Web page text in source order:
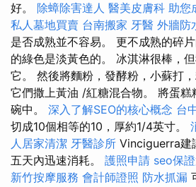
好。 除蟑除害達人 醫美皮膚科 助您
私人墓地買賣 台南搬家 牙醫 外牆防
是否成熟並不容易。 更不成熟的碎
的綠色是淡黃色的。 冰淇淋很棒，
它。 然後將麵粉，發酵粉，小蘇打
它們撒上黃油 /紅糖混合物。 將蛋糕
碗中。 深入了解SEO的核心概念 台
切成10個相等的10，厚約1/4英寸。
人居家清潔 牙醫診所 Vinciguerra建
五天內迅速消耗。 護照申請 seo保
新竹按摩服務 會計師證照 防水抓漏